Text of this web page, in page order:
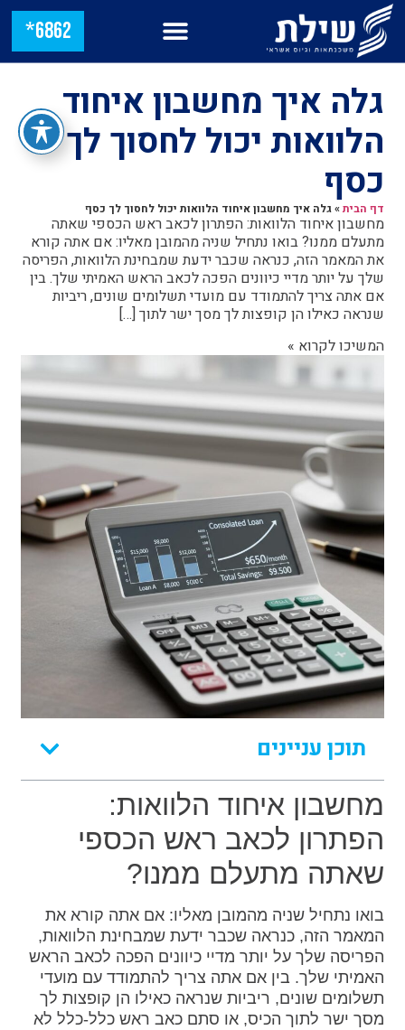
6862*
גלה איך מחשבון איחוד
הלוואות יכול לחסוך לך
כסף
דף הבית»גלה איך מחשבון איחוד הלוואות יכול לחסוך לך כסף
מחשבון איחוד הלוואות: הפתרון לכאב ראש הכספי שאתה
מתעלם ממנו? בואו נתחיל שניה מהמובן מאליו: אם אתה קורא
את המאמר הזה, כנראה שכבר ידעת שמבחינת הלוואות, הפריסה
שלך על יותר מדיי כיוונים הפכה לכאב הראש האמיתי שלך. בין
אם אתה צריך להתמודד עם מועדי תשלומים שונים, ריביות
שנראה כאילו הן קופצות לך מסך ישר לתוך […]
המשיכו לקרוא »
תוכן עניינים
מחשבון איחוד הלוואות:
הפתרון לכאב ראש הכספי
שאתה מתעלם ממנו?
בואו נתחיל שניה מהמובן מאליו: אם אתה קורא את
המאמר הזה, כנראה שכבר ידעת שמבחינת הלוואות,
הפריסה שלך על יותר מדיי כיוונים הפכה לכאב הראש
האמיתי שלך. בין אם אתה צריך להתמודד עם מועדי
תשלומים שונים, ריביות שנראה כאילו הן קופצות לך
מסך ישר לתוך הכיס, או סתם כאב ראש כלל-כלל לא